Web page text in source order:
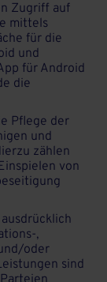
Zugriff auf
mittels
für die
und
für Android
die
Pflege der
und
zählen
von
,
oder
sind